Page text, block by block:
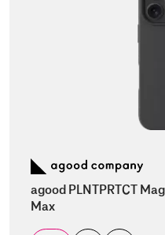
agood PLNTPRTCT
Max